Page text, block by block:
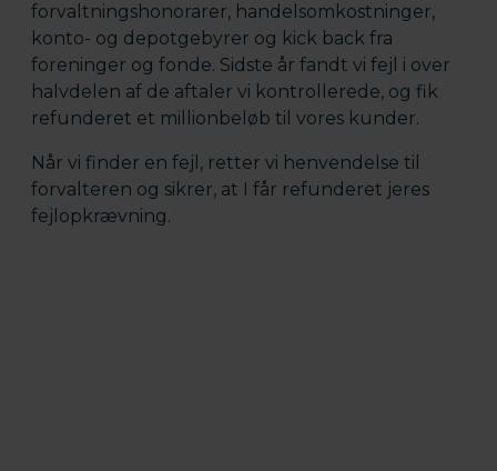
forvaltningshonorarer, handelsomkostninger,
konto- og depotgebyrer og kick back fra
foreninger og fonde. Sidste år fandt vi fejl i over
halvdelen af de aftaler vi kontrollerede, og fik
refunderet et millionbeløb til vores kunder.
Når vi finder en fejl, retter vi henvendelse til
forvalteren og sikrer, at I får refunderet jeres
fejlopkrævning.